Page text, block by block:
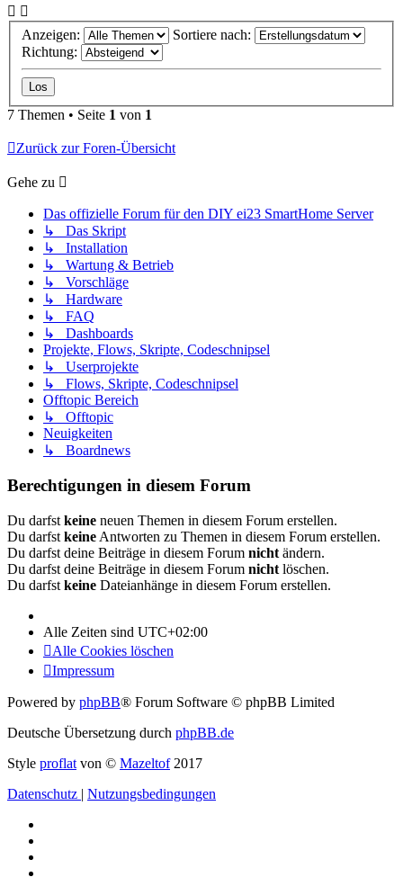
Anzeigen:
Sortiere nach:
Richtung:
7 Themen • Seite 1 von 1
Zurück zur Foren-Übersicht
Gehe zu
Das offizielle Forum für den DIY ei23 SmartHome Server
↳ Das Skript
↳ Installation
↳ Wartung & Betrieb
↳ Vorschläge
↳ Hardware
↳ FAQ
↳ Dashboards
Projekte, Flows, Skripte, Codeschnipsel
↳ Userprojekte
↳ Flows, Skripte, Codeschnipsel
Offtopic Bereich
↳ Offtopic
Neuigkeiten
↳ Boardnews
Berechtigungen in diesem Forum
Du darfst keine neuen Themen in diesem Forum erstellen.
Du darfst keine Antworten zu Themen in diesem Forum erstellen.
Du darfst deine Beiträge in diesem Forum nicht ändern.
Du darfst deine Beiträge in diesem Forum nicht löschen.
Du darfst keine Dateianhänge in diesem Forum erstellen.
Alle Zeiten sind UTC+02:00
Alle Cookies löschen
Impressum
Powered by phpBB® Forum Software © phpBB Limited
Deutsche Übersetzung durch phpBB.de
Style proflat von © Mazeltof2017
Datenschutz | Nutzungsbedingungen